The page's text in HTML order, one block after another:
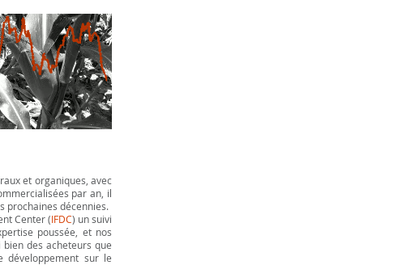
et organiques, avec
par an, il
prochaines décennies.
Center (IFDC) un suivi
poussée, et nos
des acheteurs que
développement sur le